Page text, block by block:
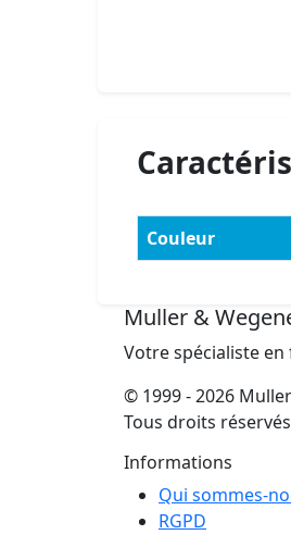
Couleur
Muller &
Votre spécialiste
© 1999 - 2026
Tous droits réservés
Informations
Qui sommes-
RGPD